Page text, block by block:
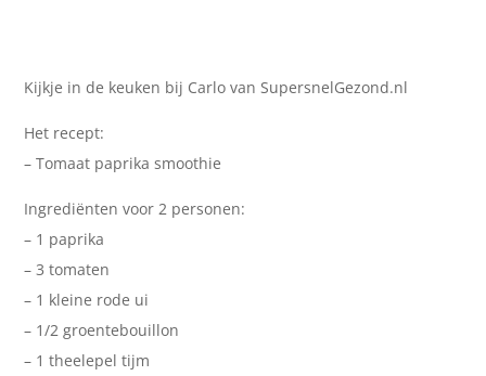
Kijkje in de keuken bij Carlo van SupersnelGezond.nl
Het recept:
– Tomaat paprika smoothie
Ingrediënten voor 2 personen:
– 1 paprika
– 3 tomaten
– 1 kleine rode ui
– 1/2 groentebouillon
– 1 theelepel tijm